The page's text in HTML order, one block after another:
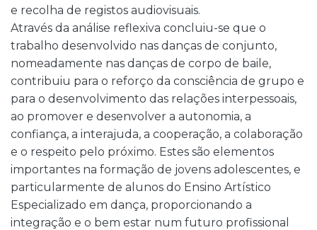
e recolha de registos audiovisuais.
Através da análise reflexiva concluiu-se que o
trabalho desenvolvido nas danças de conjunto,
nomeadamente nas danças de corpo de baile,
contribuiu para o reforço da consciência de grupo e
para o desenvolvimento das relações interpessoais,
ao promover e desenvolver a autonomia, a
confiança, a interajuda, a cooperação, a colaboração
e o respeito pelo próximo. Estes são elementos
importantes na formação de jovens adolescentes, e
particularmente de alunos do Ensino Artístico
Especializado em dança, proporcionando a
integração e o bem estar num futuro profissional